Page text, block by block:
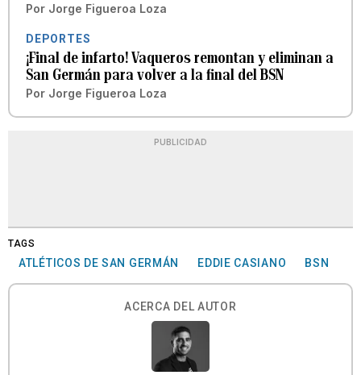
Por Jorge Figueroa Loza
DEPORTES
¡Final de infarto! Vaqueros remontan y eliminan a
San Germán para volver a la final del BSN
Por Jorge Figueroa Loza
PUBLICIDAD
TAGS
ATLÉTICOS DE SAN GERMÁN EDDIE CASIANO BSN
ACERCA DEL AUTOR